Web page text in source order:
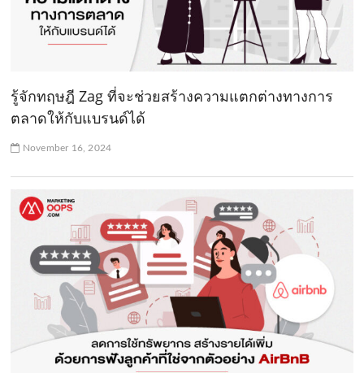
รู้จักทฤษฎี Zag ที่จะช่วยสร้างความแตกต่างทางการ
ตลาดให้กับแบรนด์ได้
November 16, 2024